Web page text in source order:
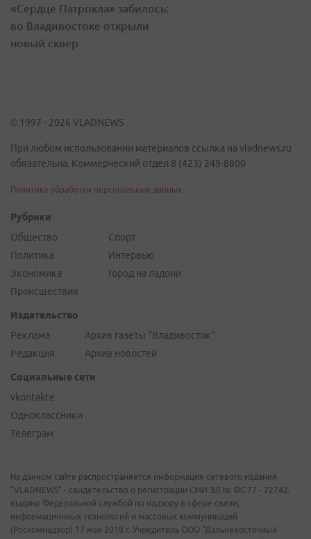
«Сердце Патрокла» забилось:
во Владивостоке открыли
новый сквер
© 1997 - 2026 VLADNEWS
При любом использовании материалов ссылка на vladnews.ru
обязательна. Коммерческий отдел 8 (423) 249-8800
Политика обработки персональных данных
Рубрики
Общество
Политика
Экономика
Происшествия
Спорт
Интервью
Город на ладони
Издательство
Реклама
Редакция
Архив газеты "Владивосток"
Архив новостей
Социальные сети
vkontakte
Одноклассники
Телеграм
На данном сайте распространяется информация сетевого издания
"VLADNEWS" - свидетельство о регистрации СМИ ЭЛ № ФС 77 - 72742,
выдано Федеральной службой по надзору в сфере связи,
информационных технологий и массовых коммуникаций
(Роскомнадзор) 17 мая 2018 г. Учредитель ООО "Дальневосточный